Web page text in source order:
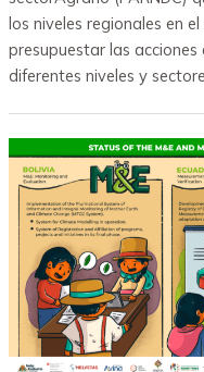
los niveles regionales en
presupuestar las
diferentes niveles y